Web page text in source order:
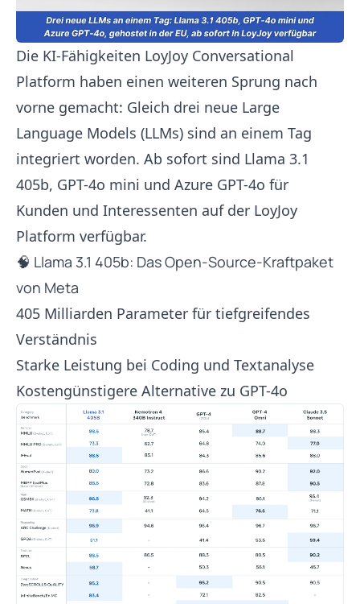
Die KI-Fähigkeiten LoyJoy Conversational
Platform haben einen weiteren Sprung nach
vorne gemacht: Gleich drei neue Large
Language Models (LLMs) sind an einem Tag
integriert worden. Ab sofort sind Llama 3.1
405b, GPT-4o mini und Azure GPT-4o für
Kunden und Interessenten auf der LoyJoy
Platform verfügbar.
🧠 Llama 3.1 405b: Das Open-Source-Kraftpaket
von Meta
405 Milliarden Parameter für tiefgreifendes
Verständnis
Starke Leistung bei Coding und Textanalyse
Kostengünstigere Alternative zu GPT-4o